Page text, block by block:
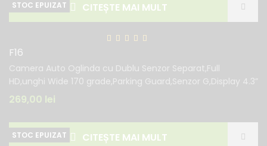
CITEȘTE MAI MULT
F16
Camera Auto Oglinda cu Dublu Senzor Separat,Full
HD,unghi Wide 170 grade,Parking Guard,Senzor G,Display 4.3”
269,00 lei
CITEȘTE MAI MULT